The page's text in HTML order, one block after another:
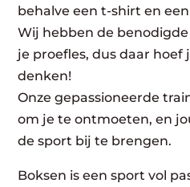
behalve een t-shirt en
Wij hebben de
je proefles, dus daar hoef
denken!
Onze gepassioneerde
om je te ontmoeten, en
de sport bij te brengen.
Boksen is een sport vol